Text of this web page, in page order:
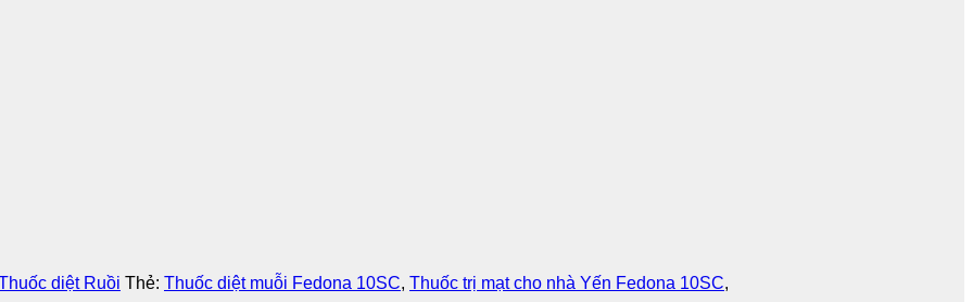
diệt Ruồi Thẻ: Thuốc diệt muỗi Fedona 10SC, Thuốc trị mạt cho nhà Yến Fedona 10SC,